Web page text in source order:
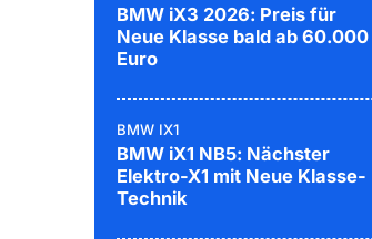
BMW iX3 2026: Preis für
Neue Klasse bald ab 60.000
Euro
BMW IX1
BMW iX1 NB5: Nächster
Elektro-X1 mit Neue Klasse-
Technik